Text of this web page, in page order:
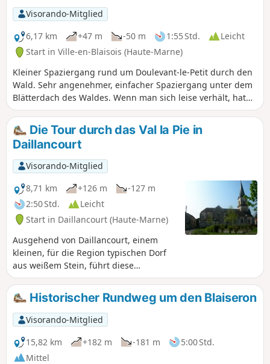
Visorando-Mitglied
6,17 km
+47 m -50 m 1:55 Std.
Leicht
Start in Ville-en-Blaisois (Haute-Marne)
Kleiner Spaziergang rund um Doulevant-le-Petit durch den
Wald. Sehr angenehmer, einfacher Spaziergang unter dem
Blätterdach des Waldes. Wenn man sich leise verhält, hat
man vielleicht das Vergnügen, Rehe zu sehen, die in dieser
Gegend zahlreich vorkommen.
Die Tour durch das Val la Pie in
Daillancourt
Visorando-Mitglied
8,71 km
+126 m
-127 m
2:50 Std.
Leicht
Start in Daillancourt (Haute-Marne)
Ausgehend von Daillancourt, einem
kleinen, für die Region typischen Dorf
aus weißem Stein, führt diese
angenehme kleine Wanderung über die
Wege der Gemeinde mit einem
Abstecher in den Gemeindewald. Gegen
Ende der Wanderung haben Sie einen
Blick auf die Dörfer oberhalb des Blaise-
Tals.
Historischer Rundweg um den Blaiseron
Visorando-Mitglied
15,82 km
+182 m -181 m
5:00 Std.
Mittel